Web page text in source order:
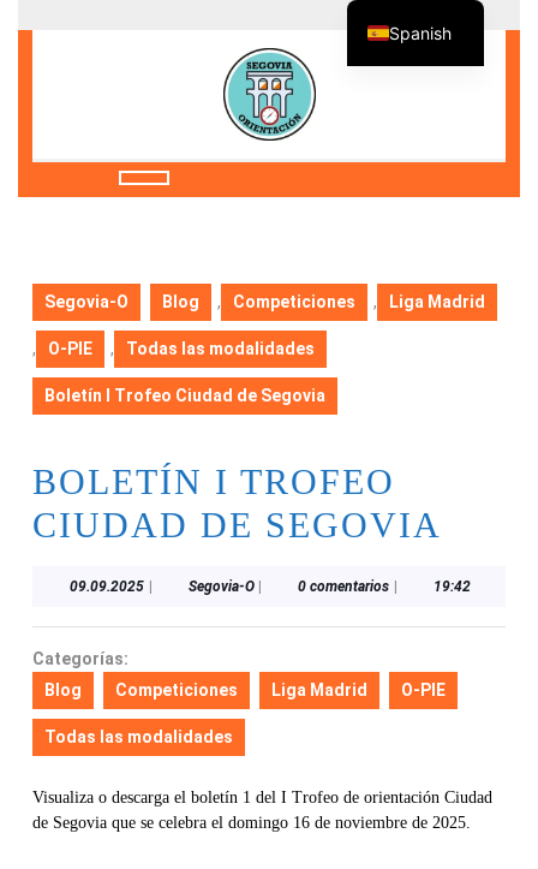
al
de
Segovia-O Blog , Competiciones , Liga Madrid
, O-PIE , Todas las modalidades
Boletín I Trofeo Ciudad de Segovia
BOLETÍN I TROFEO
CIUDAD DE SEGOVIA
09.09.202509.09.2025Segovia-OSegovia-0 comentarios 19:42
Categorías:
Blog
Competiciones Liga Madrid O-PIE
Todas las modalidades
Visualiza o descarga el boletín 1 del I Trofeo de orientación Ciudad
de Segovia que se celebra el domingo 16 de noviembre de 2025.
Spanish